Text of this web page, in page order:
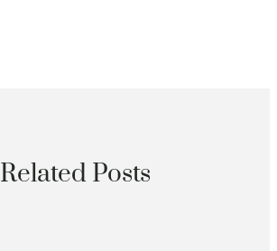
Related Posts